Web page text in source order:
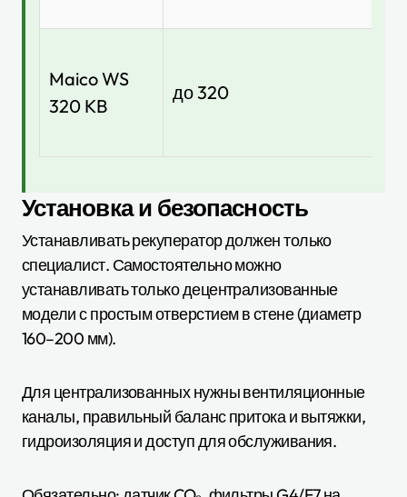
Maico WS
320 KB
до 320
Установка и безопасность
Устанавливать рекуператор должен только
специалист. Самостоятельно можно
устанавливать только децентрализованные
модели с простым отверстием в стене (диаметр
160–200 мм).
Для централизованных нужны вентиляционные
каналы, правильный баланс притока и вытяжки,
гидроизоляция и доступ для обслуживания.